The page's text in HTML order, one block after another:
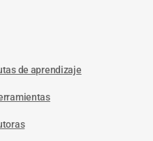
de aprendizaje